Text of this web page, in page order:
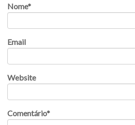
Nome*
Email
Website
Comentário*